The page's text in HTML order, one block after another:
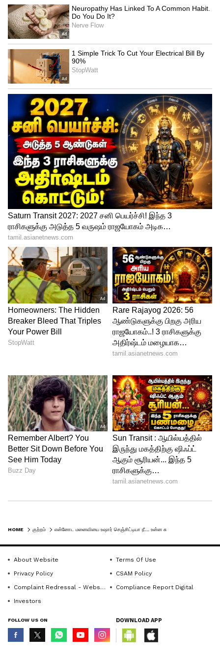
HOME குற்றம்
About Website
Terms Of Use
Privacy Policy
CSAM Policy
Complaint Redressal - Website
Compliance Report Digital
Investors
FOLLOW US ON DOWNLOAD APP